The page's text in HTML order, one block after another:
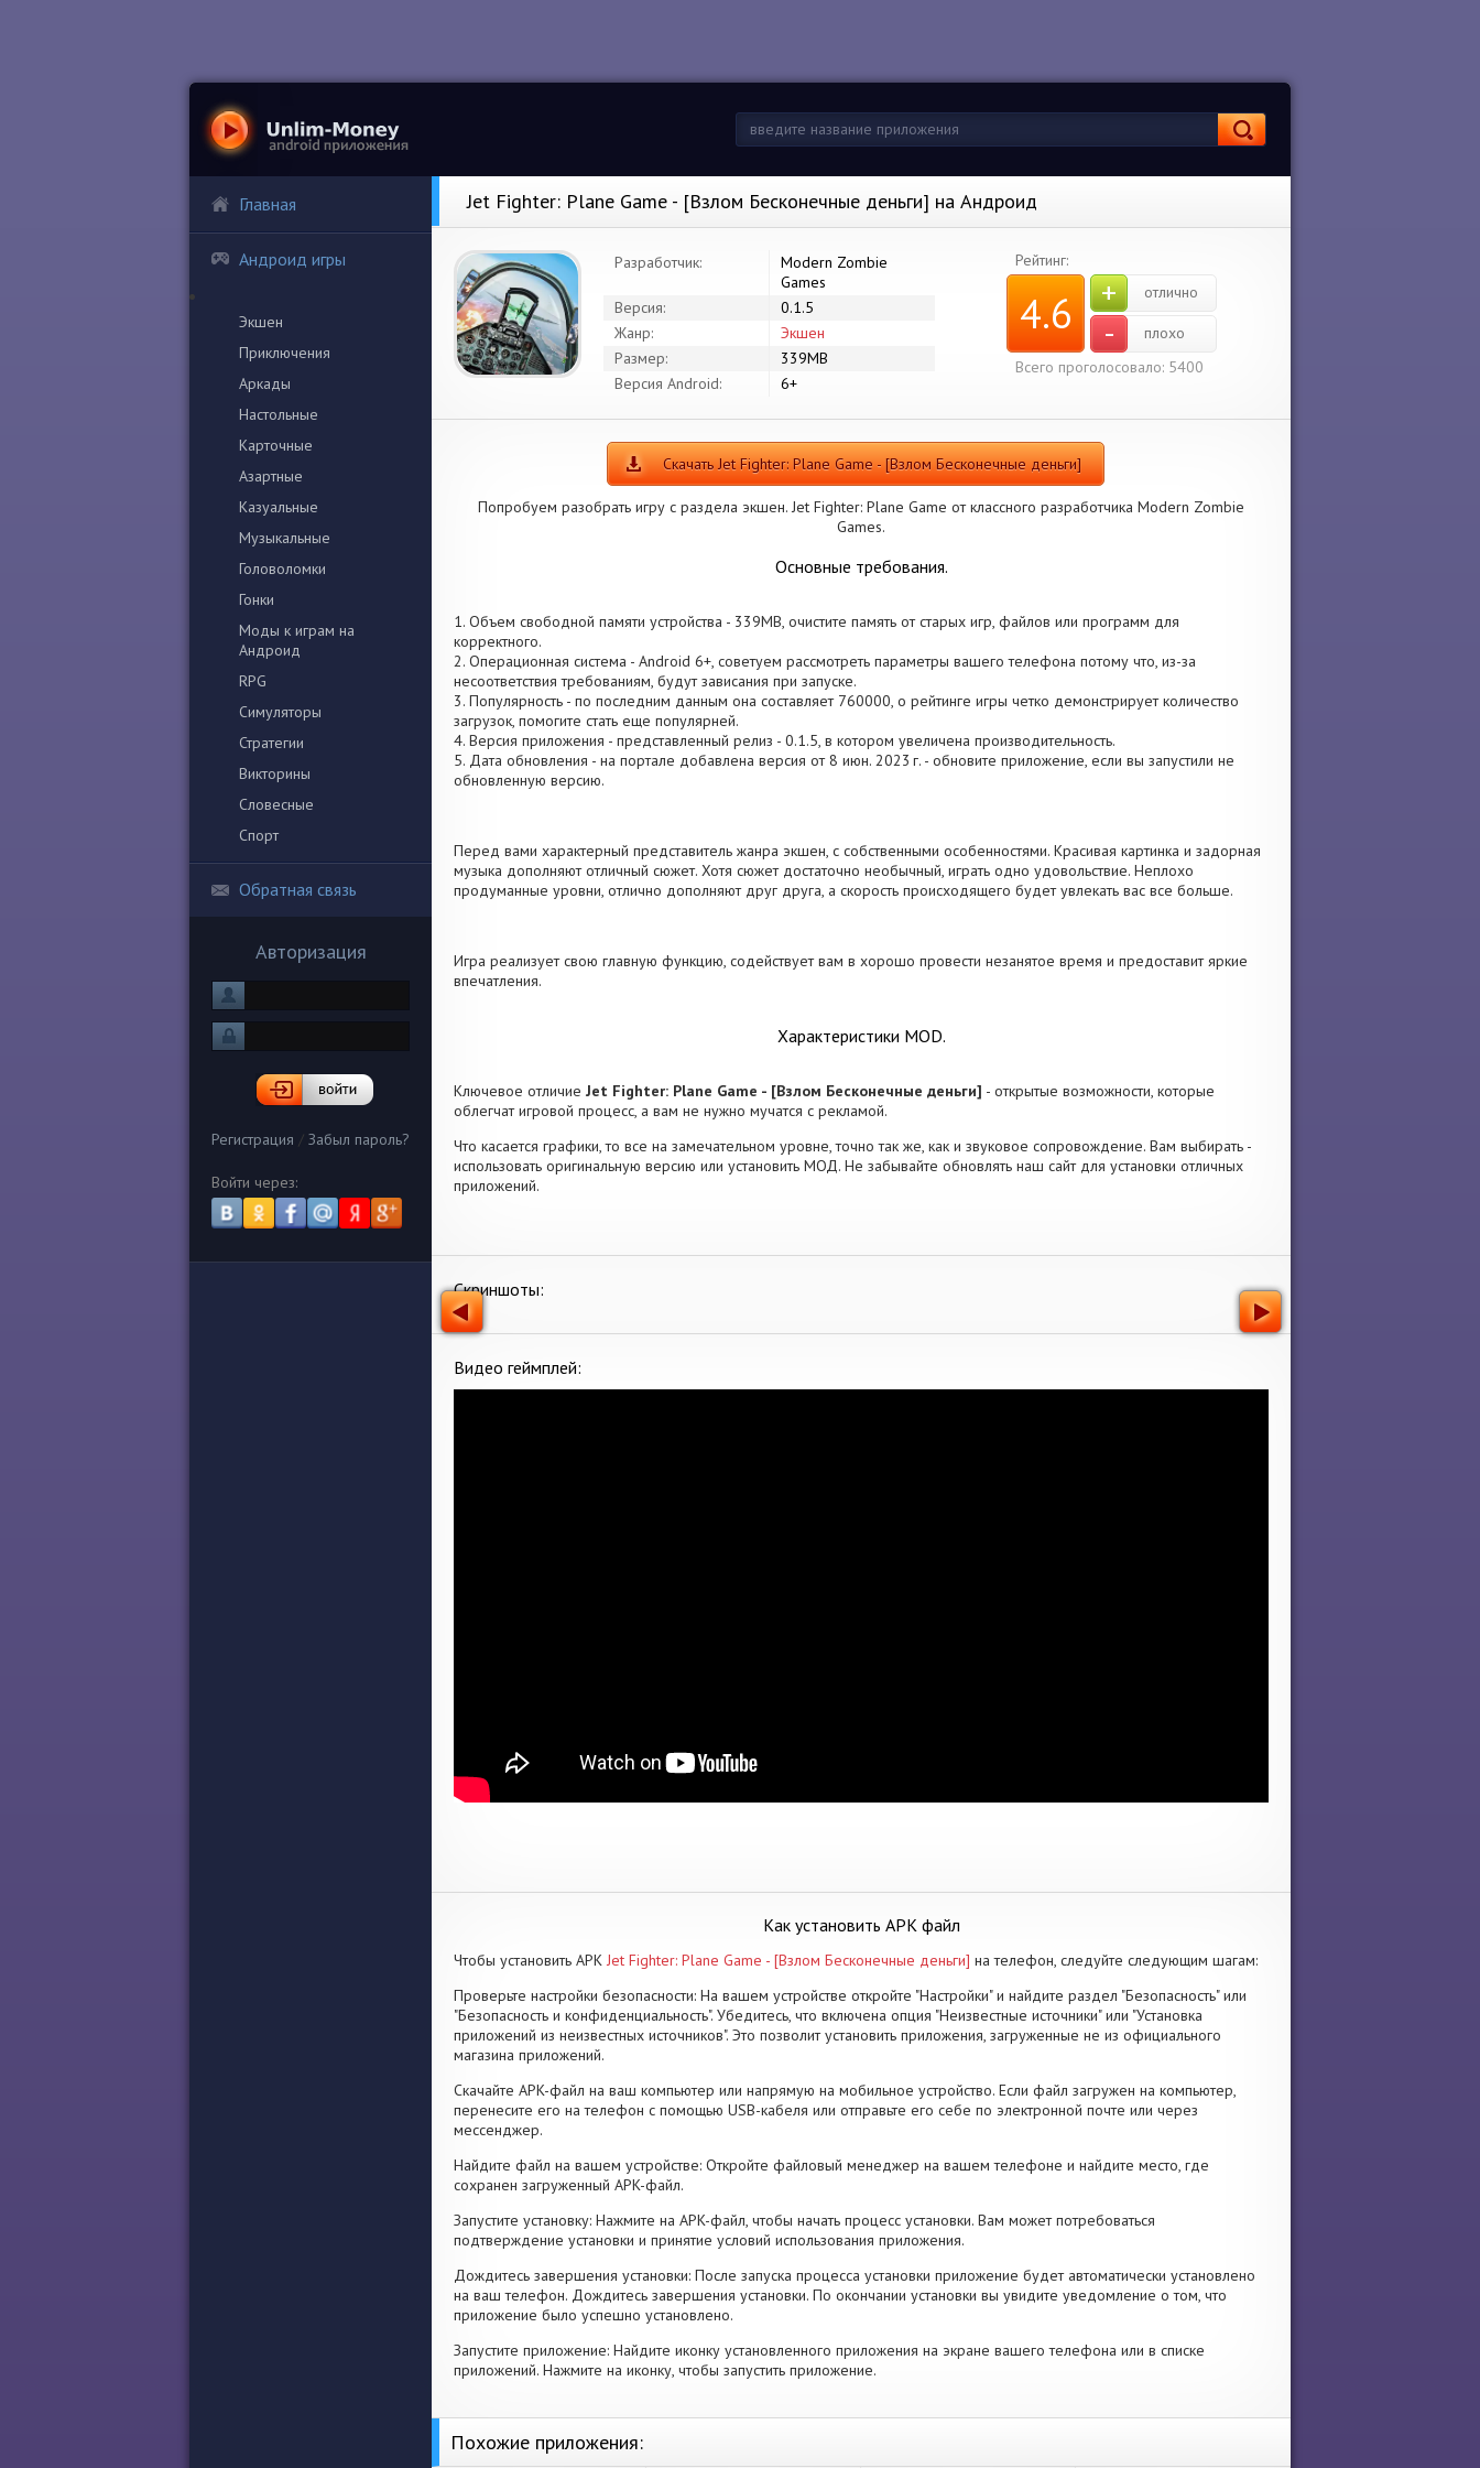
Главная
Андроид игры
Экшен
Приключения
Аркады
Настольные
Карточные
Азартные
Казуальные
Музыкальные
Головоломки
Гонки
Моды к играм на
Андроид
RPG
Симуляторы
Стратегии
Викторины
Словесные
Спорт
Обратная связь
Авторизация
Регистрация / Забыл пароль?
Войти через:
Jet Fighter: Plane Game - [Взлом Бесконечные деньги] на Андроид
Разработчик:
Modern Zombie
Games
Версия:
0.1.5
Жанр:
Экшен
Размер:
339MB
Версия Android:
6+
Рейтинг:
4.6 + отлично
-
плохо
Всего проголосовало: 5400
Скачать Jet Fighter: Plane Game - [Взлом Бесконечные деньги]
Попробуем разобрать игру с раздела экшен. Jet Fighter: Plane Game от классного разработчика Modern Zombie
Games.
Основные требования.
1. Объем свободной памяти устройства - 339MB, очистите память от старых игр, файлов или программ для
корректного.
2. Операционная система - Android 6+, советуем рассмотреть параметры вашего телефона потому что, из-за
несоответствия требованиям, будут зависания при запуске.
3. Популярность - по последним данным она составляет 760000, о рейтинге игры четко демонстрирует количество
загрузок, помогите стать еще популярней.
4. Версия приложения - представленный релиз - 0.1.5, в котором увеличена производительность.
5. Дата обновления - на портале добавлена версия от 8 июн. 2023 г. - обновите приложение, если вы запустили не
обновленную версию.
Перед вами характерный представитель жанра экшен, с собственными особенностями. Красивая картинка и задорная
музыка дополняют отличный сюжет. Хотя сюжет достаточно необычный, играть одно удовольствие. Неплохо
продуманные уровни, отлично дополняют друг друга, а скорость происходящего будет увлекать вас все больше.
Игра реализует свою главную функцию, содействует вам в хорошо провести незанятое время и предоставит яркие
впечатления.
Характеристики MOD.
Ключевое отличие Jet Fighter: Plane Game - [Взлом Бесконечные деньги] - открытые возможности, которые
облегчат игровой процесс, а вам не нужно мучатся с рекламой.
Что касается графики, то все на замечательном уровне, точно так же, как и звуковое сопровождение. Вам выбирать -
использовать оригинальную версию или установить МОД. Не забывайте обновлять наш сайт для установки отличных
приложений.
Скриншоты:
Видео геймплей:
Как установить APK файл
Чтобы установить APK Jet Fighter: Plane Game - [Взлом Бесконечные деньги] на телефон, следуйте следующим шагам:
Проверьте настройки безопасности: На вашем устройстве откройте "Настройки" и найдите раздел "Безопасность" или
"Безопасность и конфиденциальность". Убедитесь, что включена опция "Неизвестные источники" или "Установка
приложений из неизвестных источников". Это позволит установить приложения, загруженные не из официального
магазина приложений.
Скачайте APK-файл на ваш компьютер или напрямую на мобильное устройство. Если файл загружен на компьютер,
перенесите его на телефон с помощью USB-кабеля или отправьте его себе по электронной почте или через
мессенджер.
Найдите файл на вашем устройстве: Откройте файловый менеджер на вашем телефоне и найдите место, где
сохранен загруженный APK-файл.
Запустите установку: Нажмите на APK-файл, чтобы начать процесс установки. Вам может потребоваться
подтверждение установки и принятие условий использования приложения.
Дождитесь завершения установки: После запуска процесса установки приложение будет автоматически установлено
на ваш телефон. Дождитесь завершения установки. По окончании установки вы увидите уведомление о том, что
приложение было успешно установлено.
Запустите приложение: Найдите иконку установленного приложения на экране вашего телефона или в списке
приложений. Нажмите на иконку, чтобы запустить приложение.
Похожие приложения: